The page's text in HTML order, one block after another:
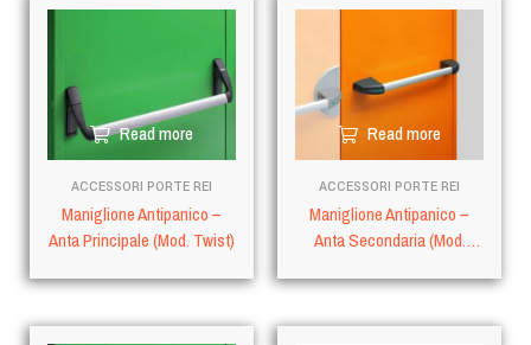
Read more
ACCESSORI PORTE REI
Maniglione Antipanico –
Anta Principale (Mod. Twist)
Read more
ACCESSORI PORTE REI
Maniglione Antipanico –
Anta Secondaria (Mod.